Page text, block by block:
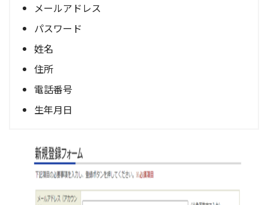
メールアドレス
パスワード
姓名
住所
電話番号
生年月日